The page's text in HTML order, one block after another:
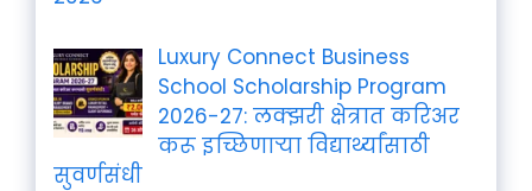
Luxury Connect Business
School Scholarship Program
2026-27: लक्झरी क्षेत्रात करिअर
करू इच्छिणाऱ्या विद्यार्थ्यांसाठी
सुवर्णसंधी